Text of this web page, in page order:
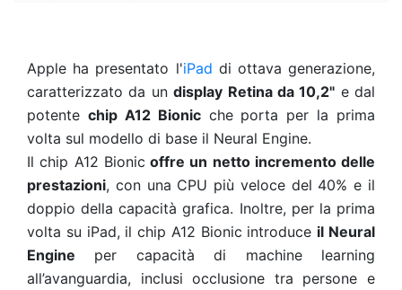
Apple ha presentato l'iPad di ottava generazione,
caratterizzato da undisplay Retina da 10,2" e dal
potente chip A12 Bionicche porta per la prima
volta sul modello di base il Neural Engine.
Il chip A12 Bionic offre un netto incremento delle
prestazioni, con una CPU più veloce del 40% e il
doppio della capacità grafica. Inoltre, per la prima
volta su iPad, il chip A12 Bionic introduce il Neural
Engine per capacità di machine learning
all’avanguardia, inclusi occlusione tra persone e